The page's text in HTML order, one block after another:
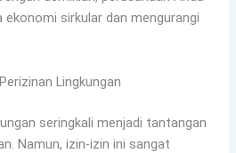
sirkular dan mengurangi
Lingkungan
seringkali menjadi tantangan
Namun, izin-izin ini sangat